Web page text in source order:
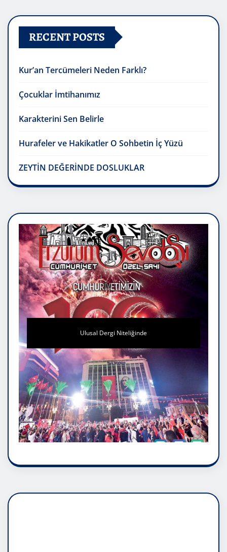
RECENT POSTS
Kur’an Tercümeleri Neden Farklı?
Çocuklar İmtihanımız
Karakterini Sen Belirle
Hurafeler ve Hakikatler O Sohbetin İç Yüzü
ZEYTİN DEĞERİNDE DOSLUKLAR
Ulusal Dergi Niteliğinde